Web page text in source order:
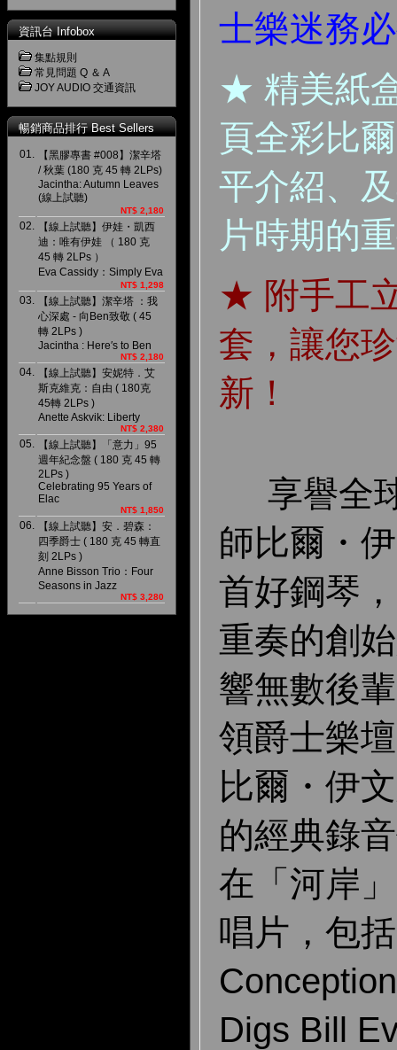
資訊台 Infobox
集點規則
常見問題 Q ＆ A
JOY AUDIO 交通資訊
暢銷商品排行 Best Sellers
01.
【黑膠專書 #008】潔辛塔
/ 秋葉 (180 克 45 轉 2LPs)
Jacintha: Autumn Leaves
(線上試聽)
NT$ 2,180
02.
【線上試聽】伊娃・凱西
迪：唯有伊娃 （ 180 克
45 轉 2LPs ）
Eva Cassidy：Simply Eva
NT$ 1,298
03.
【線上試聽】潔辛塔 ：我
心深處 - 向Ben致敬 ( 45
轉 2LPs )
Jacintha : Here′s to Ben
NT$ 2,180
04.
【線上試聽】安妮特．艾
斯克維克：自由 ( 180克
45轉 2LPs )
Anette Askvik: Liberty
NT$ 2,380
05.
【線上試聽】「意力」95
週年紀念盤 ( 180 克 45 轉
2LPs )
Celebrating 95 Years of
Elac
NT$ 1,850
06.
【線上試聽】安．碧森：
四季爵士 ( 180 克 45 轉直
刻 2LPs )
Anne Bisson Trio：Four
Seasons in Jazz
NT$ 3,280
士樂迷務
★ 精美紙
頁全彩比
平介紹、
片時期的
★ 附手工
套，讓您
新！
享譽全
師比爾・
首好鋼琴
重奏的創
響無數後
領爵士樂
比爾・伊
的經典錄
在「河岸
唱片，包
Digs Bill